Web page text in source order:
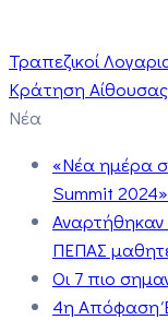
Τραπεζικοί
Κράτηση Αίθουσας
Νέα
«Νέα ημέρα
Summit 2024»
ΠΕΠΑΣ
Οι 7 πιο
4η Απόφαση